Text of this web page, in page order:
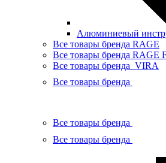
Алюминиевый
Все товары бренда RAGE
Все товары бренда RAGE
Все товары бренда VIRA
Все товары бренда
Все товары бренда
Все товары бренда